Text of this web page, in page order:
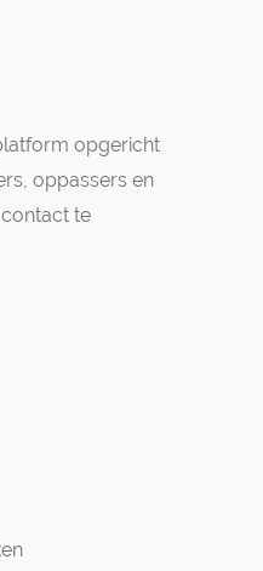
opgericht
oppassers en
te